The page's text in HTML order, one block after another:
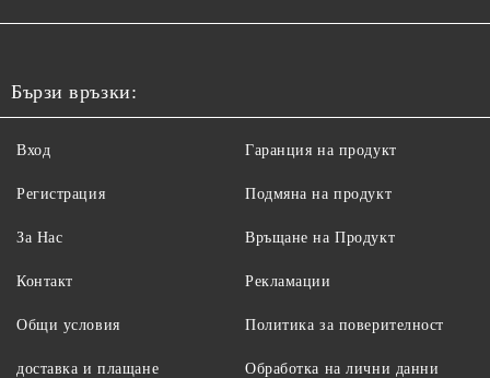
Бързи връзки:
Вход
Регистрация
За Нас
Контакт
Общи условия
доставка и плащане
Гаранция на продукт
Подмяна на продукт
Връщане на Продукт
Рекламации
Политика за поверителност
Обработка на лични данни